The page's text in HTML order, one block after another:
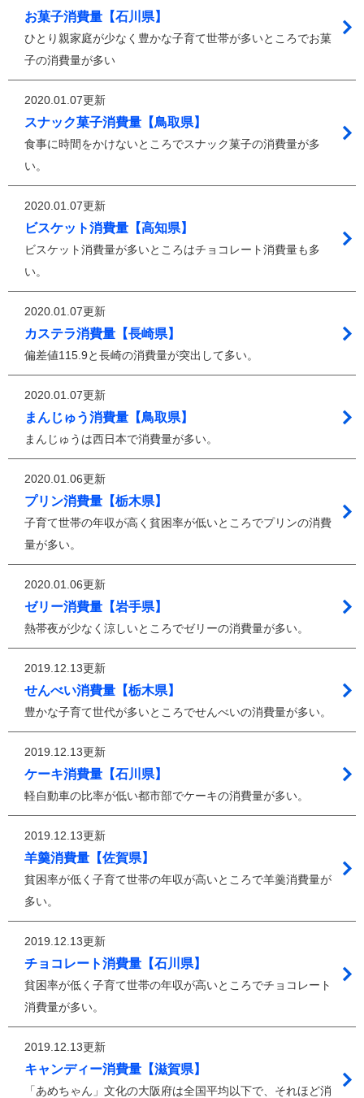
お菓子消費量【石川県】
ひとり親家庭が少なく豊かな子育て世帯が多いところでお菓
子の消費量が多い
2020.01.07更新
スナック菓子消費量【鳥取県】
食事に時間をかけないところでスナック菓子の消費量が多
い。
2020.01.07更新
ビスケット消費量【高知県】
ビスケット消費量が多いところはチョコレート消費量も多
い。
2020.01.07更新
カステラ消費量【長崎県】
偏差値115.9と長崎の消費量が突出して多い。
2020.01.07更新
まんじゅう消費量【鳥取県】
まんじゅうは西日本で消費量が多い。
2020.01.06更新
プリン消費量【栃木県】
子育て世帯の年収が高く貧困率が低いところでプリンの消費
量が多い。
2020.01.06更新
ゼリー消費量【岩手県】
熱帯夜が少なく涼しいところでゼリーの消費量が多い。
2019.12.13更新
せんべい消費量【栃木県】
豊かな子育て世代が多いところでせんべいの消費量が多い。
2019.12.13更新
ケーキ消費量【石川県】
軽自動車の比率が低い都市部でケーキの消費量が多い。
2019.12.13更新
羊羹消費量【佐賀県】
貧困率が低く子育て世帯の年収が高いところで羊羹消費量が
多い。
2019.12.13更新
チョコレート消費量【石川県】
貧困率が低く子育て世帯の年収が高いところでチョコレート
消費量が多い。
2019.12.13更新
キャンディー消費量【滋賀県】
「あめちゃん」文化の大阪府は全国平均以下で、それほど消